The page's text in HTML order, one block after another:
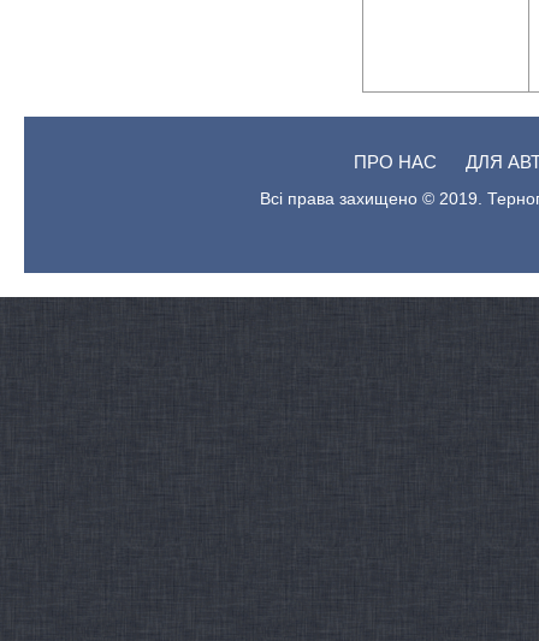
ПРО НАС ДЛЯ
Всі права захищено © 2019.